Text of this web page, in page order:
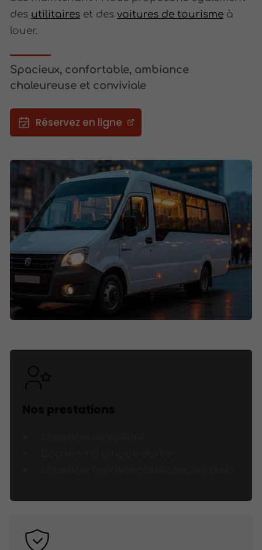
des utilitaires et des voitures de tourisme à
louer.
Spacieux, confortable, ambiance
chaleureuse et conviviale
Réservez en ligne